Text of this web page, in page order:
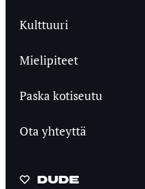
Kulttuuri
Mielipiteet
Paska kotiseutu
Ota yhteyttä